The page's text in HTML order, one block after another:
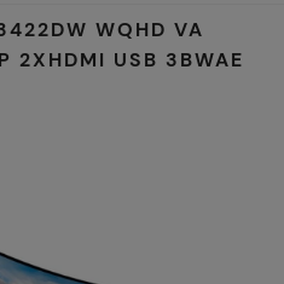
WQHD VA
USB 3BWAE